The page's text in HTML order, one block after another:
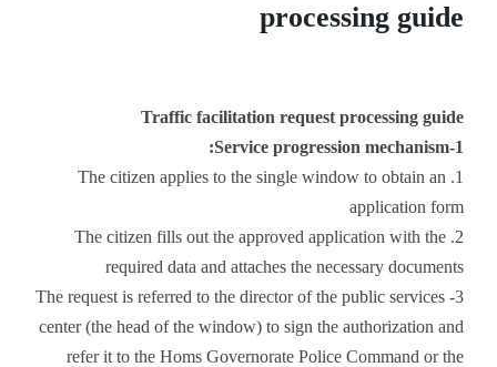
processing guide
Traffic facilitation request processing guide
1-Service progression mechanism:
1. The citizen applies to the single window to obtain an
application form
2. The citizen fills out the approved application with the
required data and attaches the necessary documents
3- The request is referred to the director of the public services
center (the head of the window) to sign the authorization and
refer it to the Homs Governorate Police Command or the